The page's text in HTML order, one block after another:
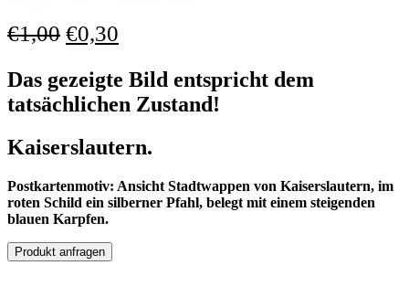
€1,00 €0,30
Das gezeigte Bild entspricht dem
tatsächlichen Zustand!
Kaiserslautern.
Postkartenmotiv: Ansicht Stadtwappen von Kaiserslautern, im
roten Schild ein silberner Pfahl, belegt mit einem steigenden
blauen Karpfen.
Produkt anfragen